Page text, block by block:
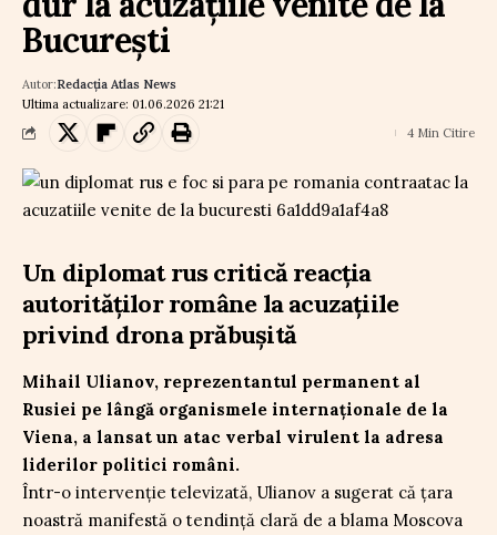
București
Ultima actualizare: 01.06.2026 21:21
Autor:Redacția Atlas News
4 Min Citire
Un diplomat rus critică reacția
autorităților române la acuzațiile
privind drona prăbușită
Mihail Ulianov, reprezentantul permanent al
Rusiei pe lângă organismele internaționale de la
Viena, a lansat un atac verbal virulent la adresa
liderilor politici români.
Într-o intervenție televizată, Ulianov a sugerat că țara
noastră manifestă o tendință clară de a blama Moscova